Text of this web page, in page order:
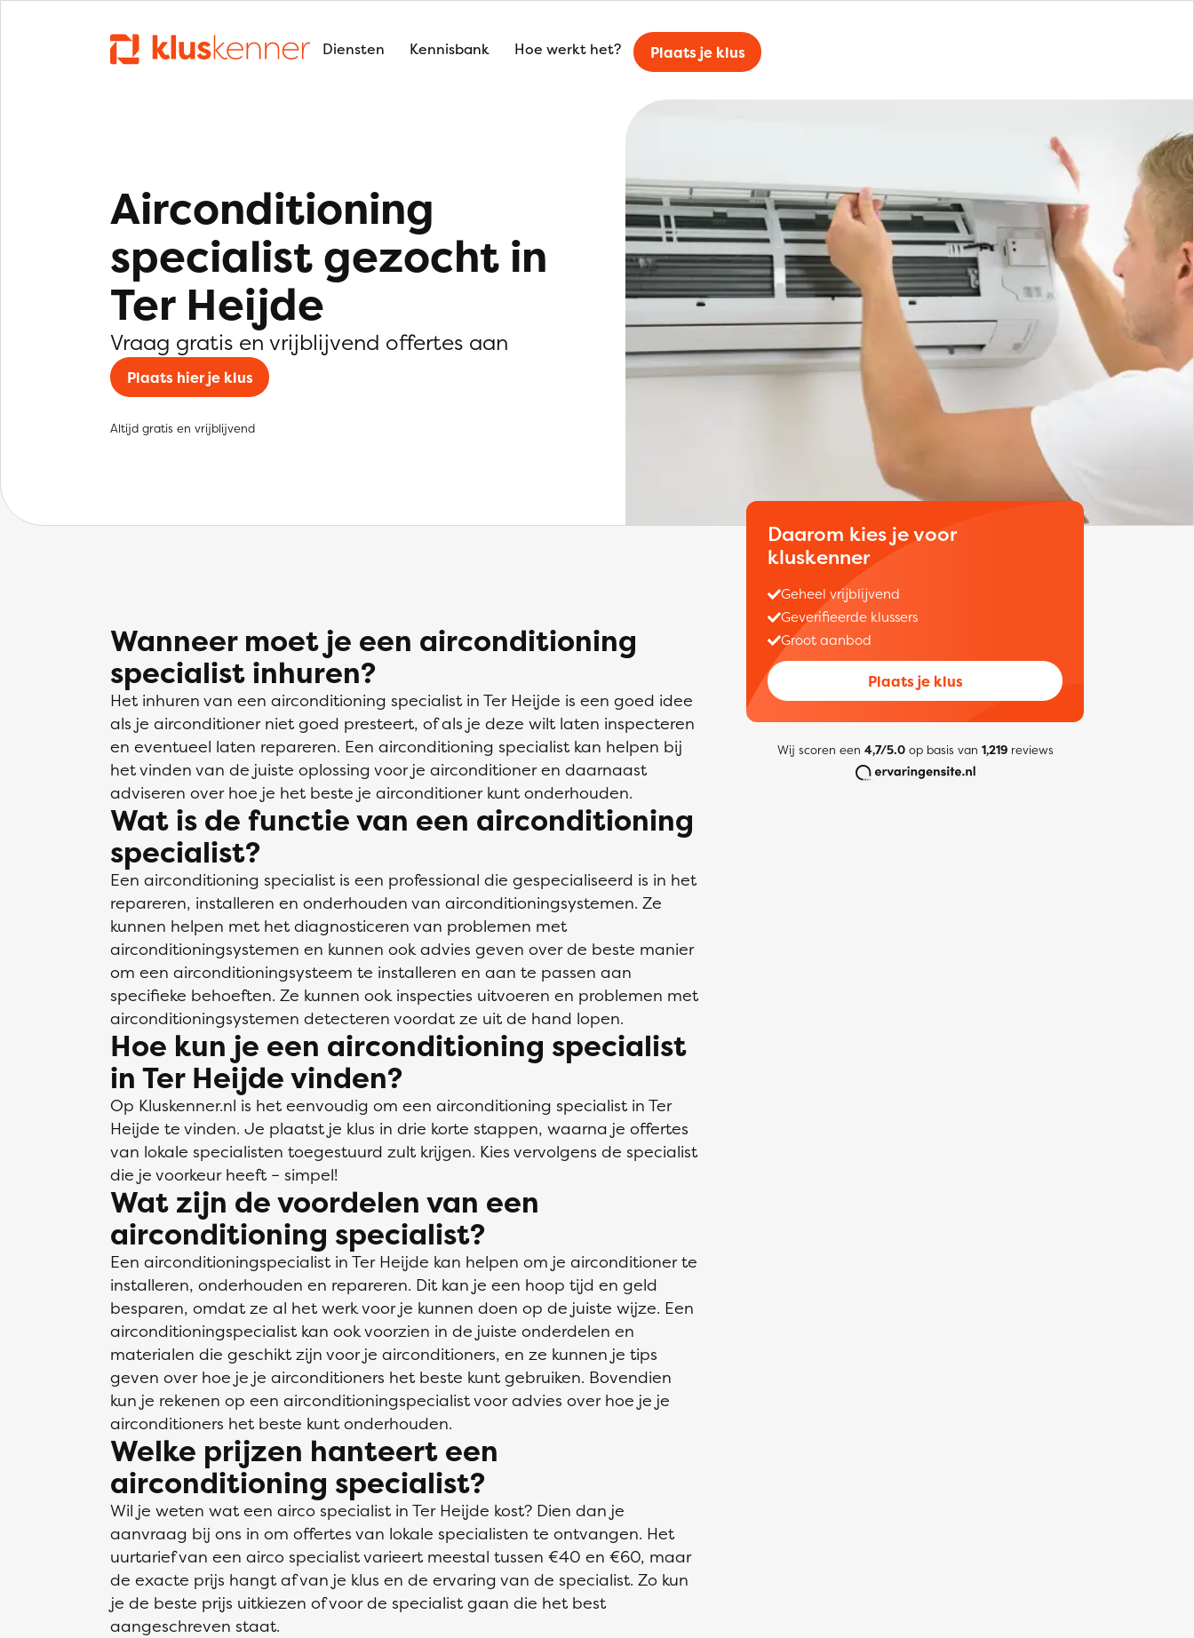
Diensten Kennisbank Hoe werkt het? Plaats je klus
Airconditioning
specialist gezocht in
Ter Heijde
Vraag gratis en vrijblijvend offertes aan
Plaats hier je klus
Altijd gratis en vrijblijvend
Wanneer moet je een airconditioning
specialist inhuren?
Het inhuren van een airconditioning specialist in Ter Heijde is een goed idee
als je airconditioner niet goed presteert, of als je deze wilt laten inspecteren
en eventueel laten repareren. Een airconditioning specialist kan helpen bij
het vinden van de juiste oplossing voor je airconditioner en daarnaast
adviseren over hoe je het beste je airconditioner kunt onderhouden.
Wat is de functie van een airconditioning
specialist?
Een airconditioning specialist is een professional die gespecialiseerd is in het
repareren, installeren en onderhouden van airconditioningsystemen. Ze
kunnen helpen met het diagnosticeren van problemen met
airconditioningsystemen en kunnen ook advies geven over de beste manier
om een airconditioningsysteem te installeren en aan te passen aan
specifieke behoeften. Ze kunnen ook inspecties uitvoeren en problemen met
airconditioningsystemen detecteren voordat ze uit de hand lopen.
Hoe kun je een airconditioning specialist
in Ter Heijde vinden?
Op Kluskenner.nl is het eenvoudig om een airconditioning specialist in Ter
Heijde te vinden. Je plaatst je klus in drie korte stappen, waarna je offertes
van lokale specialisten toegestuurd zult krijgen. Kies vervolgens de specialist
die je voorkeur heeft – simpel!
Wat zijn de voordelen van een
airconditioning specialist?
Een airconditioningspecialist in Ter Heijde kan helpen om je airconditioner te
installeren, onderhouden en repareren. Dit kan je een hoop tijd en geld
besparen, omdat ze al het werk voor je kunnen doen op de juiste wijze. Een
airconditioningspecialist kan ook voorzien in de juiste onderdelen en
materialen die geschikt zijn voor je airconditioners, en ze kunnen je tips
geven over hoe je je airconditioners het beste kunt gebruiken. Bovendien
kun je rekenen op een airconditioningspecialist voor advies over hoe je je
airconditioners het beste kunt onderhouden.
Welke prijzen hanteert een
airconditioning specialist?
Wil je weten wat een airco specialist in Ter Heijde kost? Dien dan je
aanvraag bij ons in om offertes van lokale specialisten te ontvangen. Het
uurtarief van een airco specialist varieert meestal tussen €40 en €60, maar
de exacte prijs hangt af van je klus en de ervaring van de specialist. Zo kun
je de beste prijs uitkiezen of voor de specialist gaan die het best
aangeschreven staat.
Daarom kies je voor
kluskenner
Geheel vrijblijvend
Geverifieerde klussers
Groot aanbod
Plaats je klus
Wij scoren een 4,7/5.0op basis van 1,219reviews